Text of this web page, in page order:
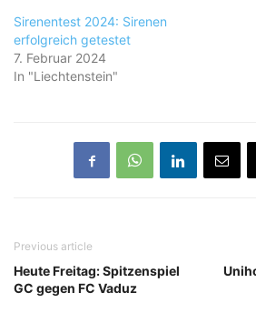
Sirenentest 2024: Sirenen
erfolgreich getestet
7. Februar 2024
In "Liechtenstein"
Previous article
Heute Freitag: Spitzenspiel
GC gegen FC Vaduz